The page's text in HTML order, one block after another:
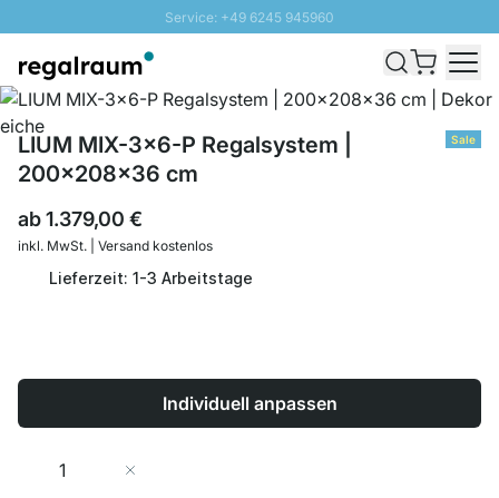
Service: +49 6245 945960
Schnelle Lieferung - Gratis Versand ab 100€
100 Tage Rückgabe
Sale
LIUM MIX-3x6-P Regalsystem |
200x208x36 cm
ab1.379,00 €
inkl. MwSt. | Versand kostenlos
Lieferzeit: 1-3 Arbeitstage
Individuell anpassen
Menge